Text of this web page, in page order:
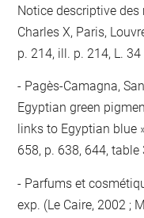
Notice descriptive
Charles X, Paris,
p. 214, ill. p. 214, L. 34
Pagès-Camagna,
Egyptian green
links to Egyptian blue
658, p. 638, 644, table
Parfums et
exp. (Le Caire, 2002 ;